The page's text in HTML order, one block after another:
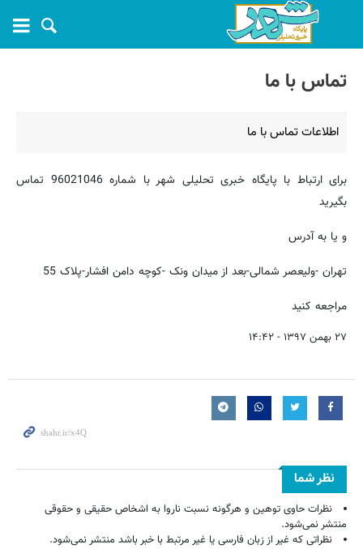
تماس با ما
اطلاعات تماس با ما
برای ارتباط با پایگاه خبری تحلیلی شهر با شماره 96021046 تماس
بگیرید
و یا به آدرس
تهران -ولیعصر شمالی-بعد از میدان ونک -کوچه دامن افشار-پلاک 55
مراجعه کنید
۲۷ بهمن ۱۳۹۷ - ۱۴:۴۲
نظر شما
نظرات حاوی توهین و هرگونه نسبت ناروا به اشخاص حقیقی و حقوقی
منتشر نمی‌شود.
نظراتی که غیر از زبان فارسی یا غیر مرتبط با خبر باشد منتشر نمی‌شود.